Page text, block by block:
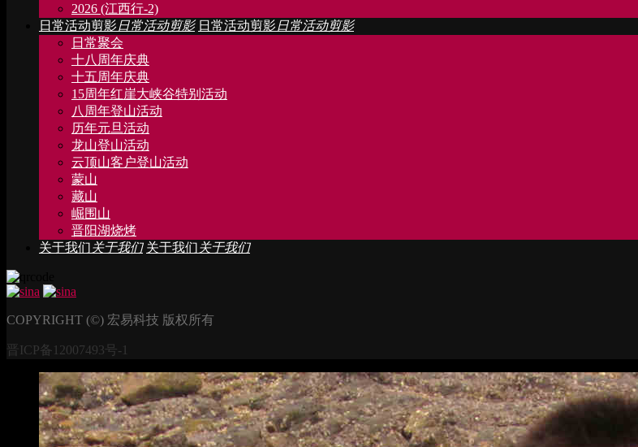
2026 (江西行-2)
日常活动剪影日常活动剪影 日常活动剪影日常活动剪影
日常聚会
十八周年庆典
十五周年庆典
15周年红崖大峡谷特别活动
八周年登山活动
历年元旦活动
龙山登山活动
云顶山客户登山活动
蒙山
藏山
崛围山
晋阳湖烧烤
关于我们关于我们 关于我们关于我们
COPYRIGHT (©) 宏易科技 版权所有
晋ICP备12007493号-1